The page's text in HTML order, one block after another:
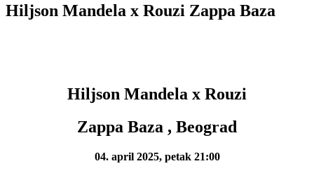
Hiljson Mandela x Rouzi Zappa Baza
Hiljson Mandela x Rouzi
Zappa Baza , Beograd
04. april 2025, petak 21:00